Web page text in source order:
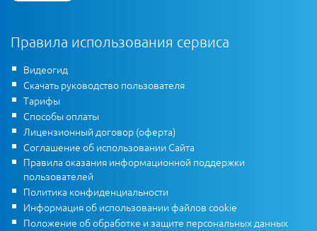
Правила использования сервиса
Видеогид
Скачать руководство пользователя
Тарифы
Способы оплаты
Лицензионный договор (оферта)
Соглашение об использовании Сайта
Правила оказания информационной поддержки
пользователей
Политика конфиденциальности
Информация об использовании файлов cookie
Положение об обработке и защите персональных данных